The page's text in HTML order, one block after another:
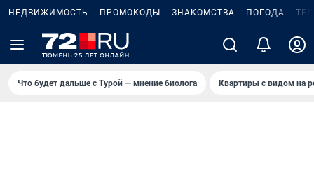
НЕДВИЖИМОСТЬ ПРОМОКОДЫ ЗНАКОМСТВА ПОГОДА
Что будет дальше с Турой — мнение биолога Квартиры с видом на